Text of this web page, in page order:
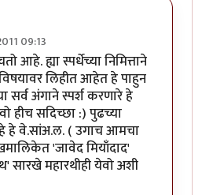
09:13
आहे. ह्या स्पर्धेच्या निमित्ताने
लिहीत आहेत हे पाहुन
सर्व अंगाने स्पर्श करणारे हे
हीच सदिच्छा :) पुढच्या
हे वे.सांअ.ल. ( उगाच आमचा
'जावेद मियाँदाद'
सारखे महारथीही येवो अशी